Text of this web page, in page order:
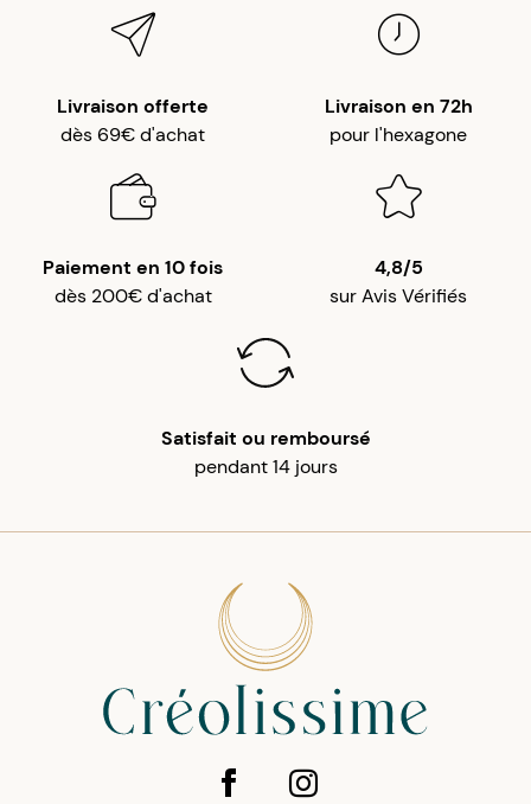
Livraison offerte
dès 69€ d'achat
Livraison en 72h
pour l'hexagone
Paiement en 10 fois
dès 200€ d'achat
4,8/5
sur Avis Vérifiés
Satisfait ou remboursé
pendant 14 jours